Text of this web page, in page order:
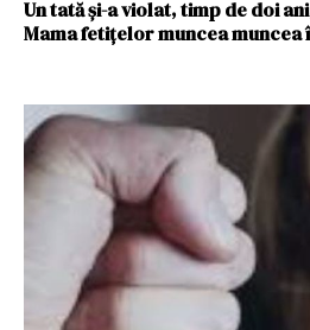
Un tată și-a violat, timp de doi
Mama fetițelor muncea muncea